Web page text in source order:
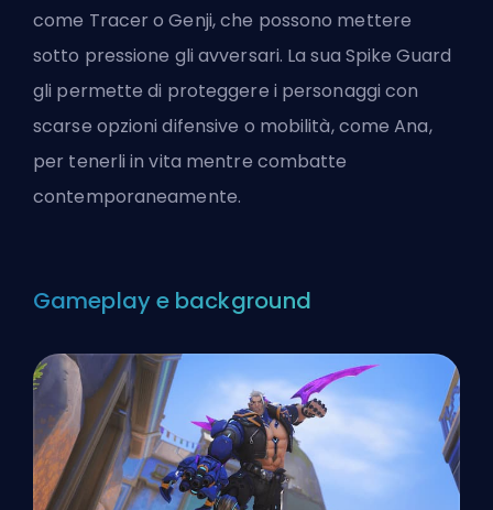
come Tracer o Genji, che possono mettere
sotto pressione gli avversari. La sua Spike Guard
gli permette di proteggere i personaggi con
scarse opzioni difensive o mobilità, come Ana,
per tenerli in vita mentre combatte
contemporaneamente.
Gameplay e background